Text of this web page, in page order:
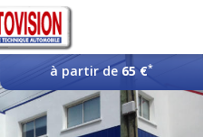
à partir de65 €*